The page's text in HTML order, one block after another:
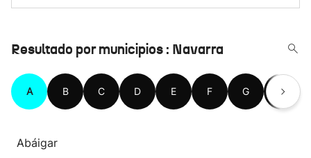
Resultado por municipios : Navarra
A B C D E F G H
Abáigar